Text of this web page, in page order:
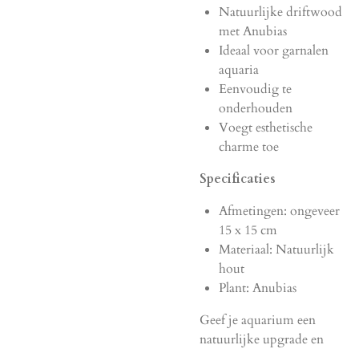
Natuurlijke driftwood
met Anubias
Ideaal voor garnalen
aquaria
Eenvoudig te
onderhouden
Voegt esthetische
charme toe
Specificaties
Afmetingen: ongeveer
15 x 15 cm
Materiaal: Natuurlijk
hout
Plant: Anubias
Geef je aquarium een
natuurlijke upgrade en